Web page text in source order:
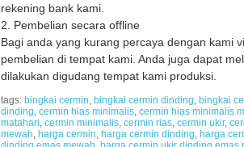
rekening bank kami.
2. Pembelian secara offline
Bagi anda yang kurang percaya dengan kami
pembelian di tempat kami. Anda juga dapat
dilakukan digudang tempat kami produksi.
tags: bingkai cermin bingkai cermin dinding bingkai
dinding cermin hias minimalis cermin hias minimalis
matahari cermin minimalis cermin rias cermin ukir,
mewah harga cermin harga cermin dinding harga